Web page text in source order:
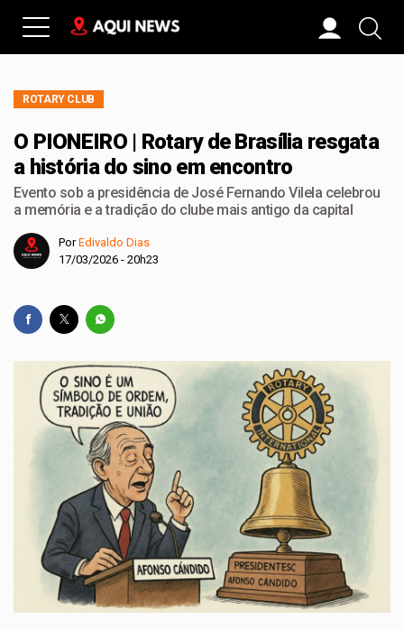
ROTARY CLUB
O PIONEIRO | Rotary de Brasília resgata
a história do sino em encontro
Evento sob a presidência de José Fernando Vilela celebrou
a memória e a tradição do clube mais antigo da capital
PorEdivaldo Dias
17/03/2026 - 20h23